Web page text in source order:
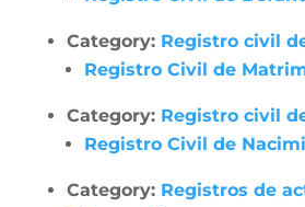
Category: Registro civil
Registro Civil de
Category: Registro civil
Registro Civil de
Category: Registros de